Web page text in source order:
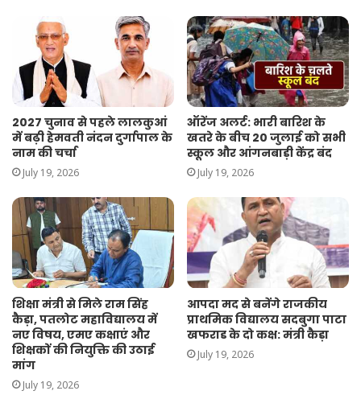
2027 चुनाव से पहले लालकुआं
में बढ़ी हेमवती नंदन दुर्गापाल के
नाम की चर्चा
July 19, 2026
ऑरेंज अलर्ट: भारी बारिश के
खतरे के बीच 20 जुलाई को सभी
स्कूल और आंगनबाड़ी केंद्र बंद
July 19, 2026
शिक्षा मंत्री से मिले राम सिंह
कैड़ा, पतलोट महाविद्यालय में
नए विषय, एमए कक्षाएं और
शिक्षकों की नियुक्ति की उठाई
मांग
July 19, 2026
आपदा मद से बनेंगे राजकीय
प्राथमिक विद्यालय सदबुगा पाटा
खफराड के दो कक्ष: मंत्री कैड़ा
July 19, 2026